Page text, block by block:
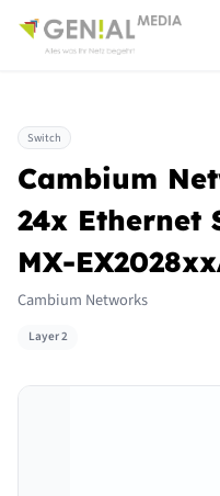
Switch
Cambium
24x Ethernet
MX-
Cambium Networks
Layer 2